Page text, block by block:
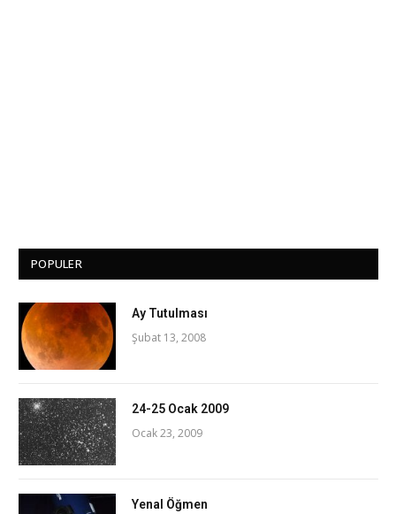
POPULER
Ay Tutulması
Şubat 13, 2008
24-25 Ocak 2009
Ocak 23, 2009
Yenal Öğmen